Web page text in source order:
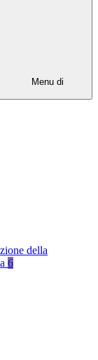
Menu di
della
6